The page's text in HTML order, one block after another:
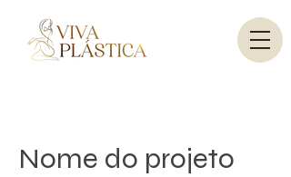
Nome do projeto